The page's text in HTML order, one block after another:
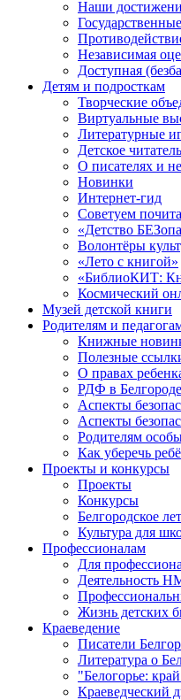
Наши
Независимая
Доступная
Детям и подросткам
Творческие
Виртуальные
Литературные
Детское
О писателях и
Новинки
Интернет-гид
Советуем
«Детство
Волонтёры
«Лето с книгой»
«БиблиоКИТ:
Космический
Музей детской книги
Родителям и
Книжные
Полезные
О правах
РДФ в Белгороде
Аспекты
Аспекты
Родителям
Как уберечь
Проекты и конкурсы
Проекты
Конкурсы
Белгородское
Культура для
Профессионалам
Для
Деятельность
Жизнь детских
Краеведение
Писатели
Литература о
"Белогорье:
Краеведческий